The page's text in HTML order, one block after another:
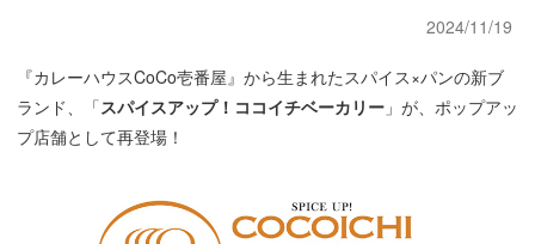
2024/11/19
『カレーハウスCoCo壱番屋』から生まれたスパイス×パンの新ブ
ランド、「スパイスアップ！ココイチベーカリー 」が、ポップアッ
プ店舗として再登場！